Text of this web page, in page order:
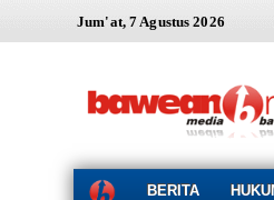
Jum'at, 7 Agustus 2026
BERITA